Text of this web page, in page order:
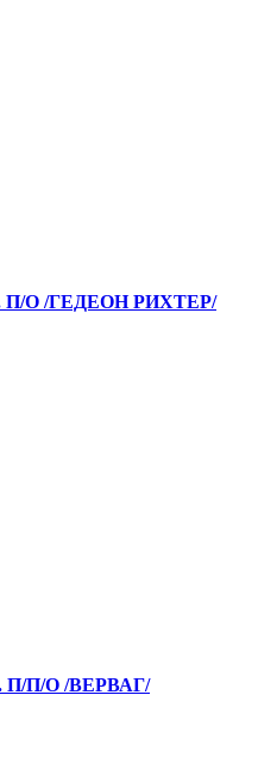
П/О /ГЕДЕОН РИХТЕР/
П/О /ВЕРВАГ/